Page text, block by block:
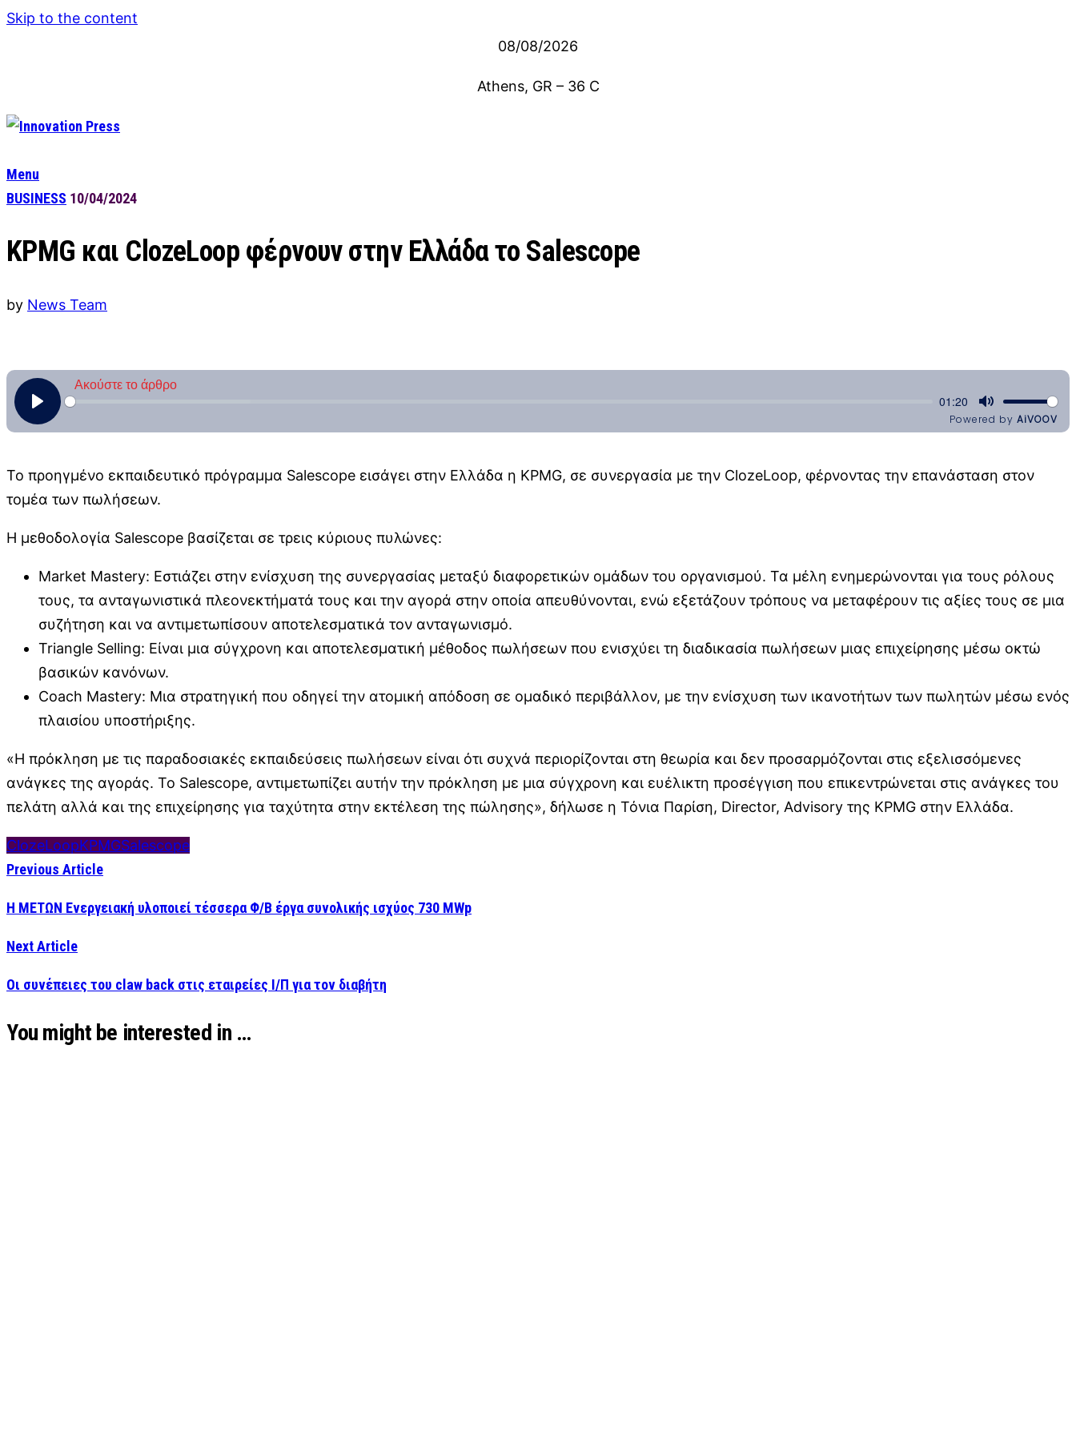
Skip to the content
08/08/2026
Athens, GR – 36 C
Menu
BUSINESS 10/04/2024
KPMG και ClozeLoop φέρνουν στην Ελλάδα το Salescope
by News Team
Το προηγμένο εκπαιδευτικό πρόγραμμα Salescope εισάγει στην Ελλάδα η KPMG, σε συνεργασία με την ClozeLoop, φέρνοντας την επανάσταση στον
τομέα των πωλήσεων.
Η μεθοδολογία Salescope βασίζεται σε τρεις κύριους πυλώνες:
Market Mastery: Εστιάζει στην ενίσχυση της συνεργασίας μεταξύ διαφορετικών ομάδων του οργανισμού. Τα μέλη ενημερώνονται για τους ρόλους
τους, τα ανταγωνιστικά πλεονεκτήματά τους και την αγορά στην οποία απευθύνονται, ενώ εξετάζουν τρόπους να μεταφέρουν τις αξίες τους σε μια
συζήτηση και να αντιμετωπίσουν αποτελεσματικά τον ανταγωνισμό.
Triangle Selling: Είναι μια σύγχρονη και αποτελεσματική μέθοδος πωλήσεων που ενισχύει τη διαδικασία πωλήσεων μιας επιχείρησης μέσω οκτώ
βασικών κανόνων.
Coach Mastery: Μια στρατηγική που οδηγεί την ατομική απόδοση σε ομαδικό περιβάλλον, με την ενίσχυση των ικανοτήτων των πωλητών μέσω ενός
πλαισίου υποστήριξης.
«Η πρόκληση με τις παραδοσιακές εκπαιδεύσεις πωλήσεων είναι ότι συχνά περιορίζονται στη θεωρία και δεν προσαρμόζονται στις εξελισσόμενες
ανάγκες της αγοράς. Το Salescope, αντιμετωπίζει αυτήν την πρόκληση με μια σύγχρονη και ευέλικτη προσέγγιση που επικεντρώνεται στις ανάγκες του
πελάτη αλλά και της επιχείρησης για ταχύτητα στην εκτέλεση της πώλησης», δήλωσε η Τόνια Παρίση, Director, Advisory της KPMG στην Ελλάδα.
ClozeLoopKPMGSalescope
Previous Article
H ΜΕΤΩΝ Ενεργειακή υλοποιεί τέσσερα Φ/Β έργα συνολικής ισχύος 730 MWp
Next Article
Οι συνέπειες του claw back στις εταιρείες Ι/Π για τον διαβήτη
You might be interested in …